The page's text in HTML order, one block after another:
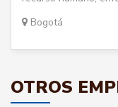
Bogotá
OTROS